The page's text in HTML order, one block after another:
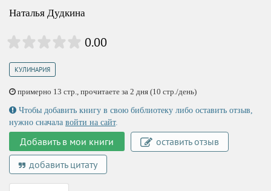
Наталья Дудкина
0.00
КУЛИНАРИЯ
примерно 13 стр., прочитаете за 2 дня (10 стр./день)
Чтобы добавить книгу в свою библиотеку либо оставить отзыв,
нужно сначала войти на сайт.
Добавить в мои книги
оставить отзыв
добавить цитату